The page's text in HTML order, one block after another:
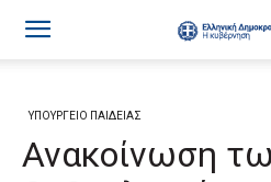
ΥΠΟΥΡΓΕΙΟ ΠΑΙΔΕΙΑΣ
Ανακοίνωση